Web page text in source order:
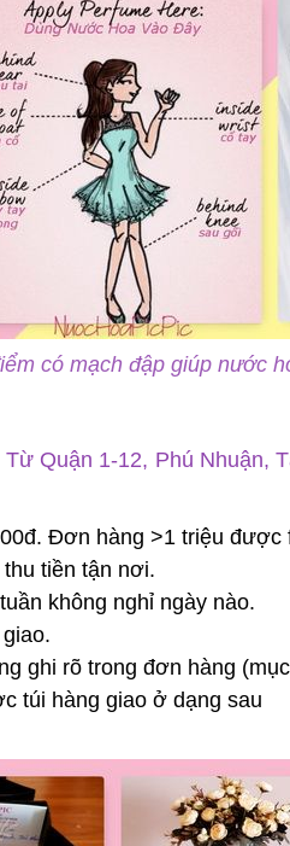
có mạch đập giúp nước
Quận 1-12, Phú Nhuận,
Đơn hàng >1 triệu được
tiền tận nơi.
không nghỉ ngày nào.
ghi rõ trong đơn hàng
túi hàng giao ở dạng sau